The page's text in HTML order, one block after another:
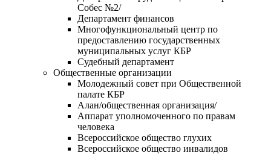
Собес №2/
Департамент финансов
Многофункциональный центр по
предоставлению государственных
муниципальных услуг КБР
Судебный департамент
Общественные организации
Молодежный совет при Общественной
палате КБР
Алан/общественная организация/
Аппарат уполномоченного по правам
человека
Всероссийское общество глухих
Всероссийское общество инвалидов